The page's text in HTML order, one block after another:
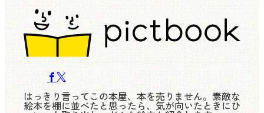
はっきり言ってこの本屋、本を売りません。素敵な
絵本を棚に並べたと思ったら、気が向いたときにひ